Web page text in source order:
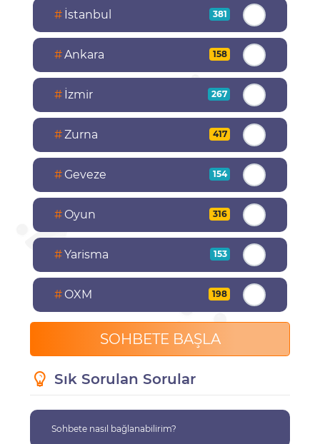
# İstanbul 381
#Ankara 158
# İzmir 267
#Zurna 417
# Geveze 154
# Oyun 316
#Yarisma 153
# OXM 198
SOHBETE BAŞLA
Sık Sorulan Sorular
Sohbete nasıl bağlanabilirim?